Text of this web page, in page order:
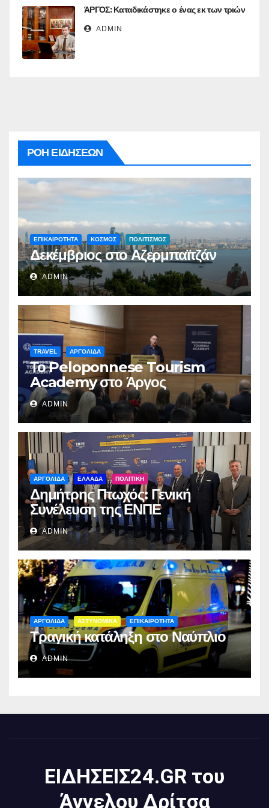
ΆΡΓΟΣ: Καταδικάστηκε ο ένας εκ των τριών
ADMIN
ΡΟΗ ΕΙΔΗΣΕΩΝ
ΕΠΙΚΑΙΡΟΤΗΤΑ ΚΟΣΜΟΣ ΠΟΛΙΤΙΣΜΟΣ
Δεκέμβριος στο Αζερμπαϊτζάν
ADMIN
TRAVEL ΑΡΓΟΛΙΔΑ
Το Peloponnese Tourism
Academy στο Άργος
ADMIN
ΑΡΓΟΛΙΔΑ ΕΛΛΑΔΑ ΠΟΛΙΤΙΚΗ
Δημήτρης Πτωχός: Γενική
Συνέλευση της ΕΝΠΕ
ADMIN
ΑΡΓΟΛΙΔΑ ΑΣΤΥΝΟΜΙΚΑ ΕΠΙΚΑΙΡΟΤΗΤΑ
Τραγική κατάληξη στο Ναύπλιο
ADMIN
ΕΙΔΗΣΕΙΣ24.GR του
Άγγελου Δρίτσα